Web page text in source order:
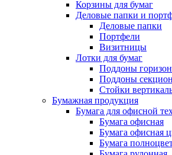
Корзины для бумаг
Деловые папки и
Деловые папки
Портфели
Визитницы
Лотки для бумаг
Поддоны
Поддоны
Стойки
Бумажная продукция
Бумага для офисной
Бумага офисная
Бумага офисная
Бумага